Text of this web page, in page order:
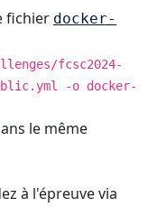
fichier docker-
fcsc2024-
-o docker-
le même
à l'épreuve via